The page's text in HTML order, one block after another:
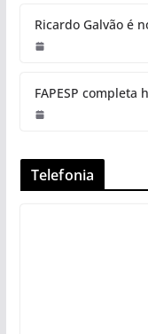
Ricardo Galvão é
FAPESP completa
Telefonia